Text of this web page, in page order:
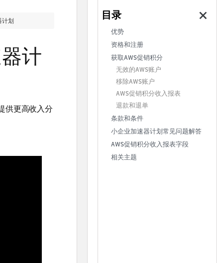
计划
计
供更高收入分
优势
资格和注册
获取AWS促销积分
无效的AWS账户
移除AWS账户
AWS促销积分收入报表
退款和退单
条款和条件
小企业加速器计划常见问题解答
AWS促销积分收入报表字段
相关主题